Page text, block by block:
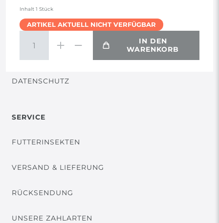
Inhalt 1 Stück
ARTIKEL AKTUELL NICHT VERFÜGBAR
IN DEN
WARENKORB
AGB
WIDERRUF
DATENSCHUTZ
SERVICE
FUTTERINSEKTEN
VERSAND & LIEFERUNG
RÜCKSENDUNG
UNSERE ZAHLARTEN